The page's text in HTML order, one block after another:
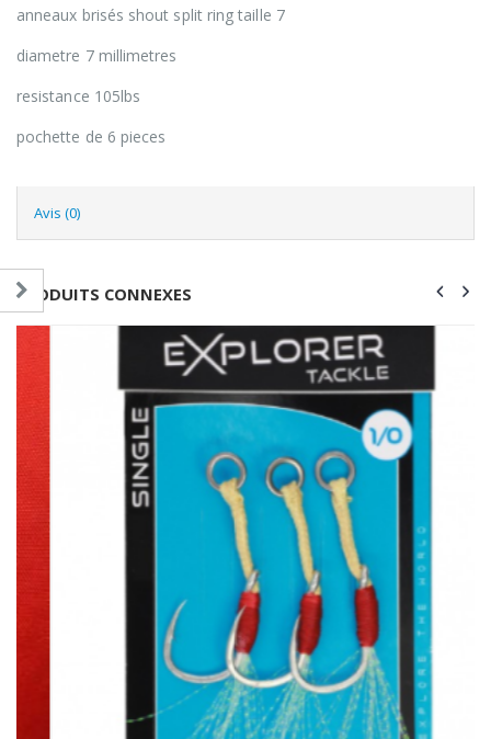
anneaux brisés shout split ring taille 7
diametre 7 millimetres
resistance 105lbs
pochette de 6 pieces
Avis (0)
PRODUITS CONNEXES